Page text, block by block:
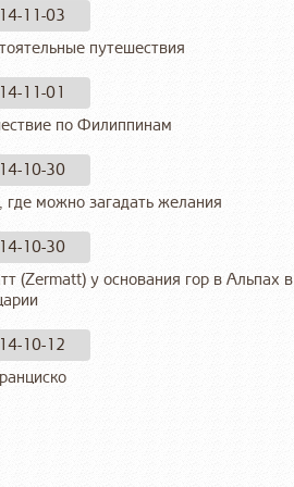
11-03
путешествия
11-01
по Филиппинам
10-30
где можно загадать желания
10-30
(Zermatt) у основания гор в Альпах в
10-12